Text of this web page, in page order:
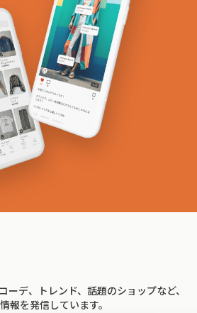
ーデ、トレンド、話題のショップなど、
報を発信しています。